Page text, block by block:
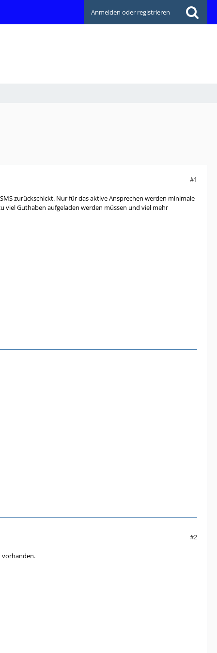
Anmelden oder registrieren
#1
zurückschickt. Nur für das aktive Ansprechen werden minimale
viel Guthaben aufgeladen werden müssen und viel mehr
#2
vorhanden.